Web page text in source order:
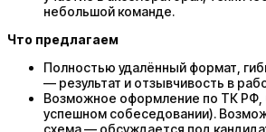
небольшой команде.
Что предлагаем
Полностью удалённый формат,
— результат и отзывчивость в
Возможное оформление по ТК РФ,
успешном собеседовании).
схема — обсуждается под